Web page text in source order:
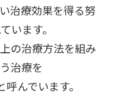
治療効果を得る努
います。
の治療方法を組み
治療を
呼んでいます。